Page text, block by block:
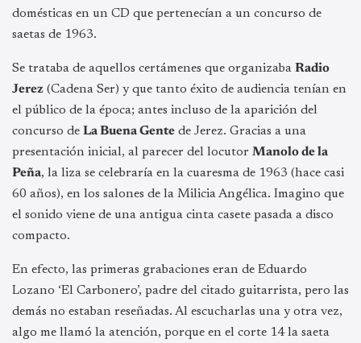
domésticas en un CD que pertenecían a un concurso de
saetas de 1963.
Se trataba de aquellos certámenes que organizaba Radio
Jerez (Cadena Ser) y que tanto éxito de audiencia tenían en
el público de la época; antes incluso de la aparición del
concurso de La Buena Gente de Jerez. Gracias a una
presentación inicial, al parecer del locutor Manolo de la
Peña, la liza se celebraría en la cuaresma de 1963 (hace casi
60 años), en los salones de la Milicia Angélica. Imagino que
el sonido viene de una antigua cinta casete pasada a disco
compacto.
En efecto, las primeras grabaciones eran de Eduardo
Lozano ‘El Carbonero’, padre del citado guitarrista, pero las
demás no estaban reseñadas. Al escucharlas una y otra vez,
algo me llamó la atención, porque en el corte 14 la saeta